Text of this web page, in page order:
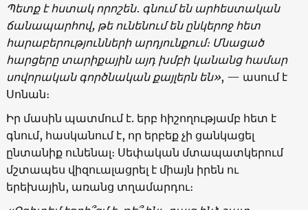
Պետք է հստակ որոշեն․ գնում են արհեստական
ճանապարհով, թե ունենում են ընկերոջ հետ
հարաբերությունների արդյունքում։ Մնացած
հարցերը տարիքային այդ խմբի կանանց համար
սովորական գործնական քայլերն են», — ասում է
Սոնան։
Իր մասին պատմում է. երբ հիշողությամբ հետ է
գնում, հասկանում է, որ երբեք չի ցանկացել
ընտանիք ունենալ։ Սեփական մտապատկերում
մշտապես վիզուալացրել է միայն իրեն ու
երեխային, առանց տղամարդու։